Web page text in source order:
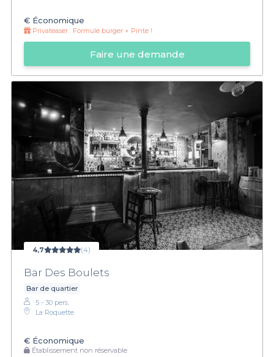
€ Économique
Privateaser : Formule burger + Pinte !
Faire une demande
4,7 (4)
Bar Des Boulets
Bar de quartier
5 - 30 pers.
La Roquette
€ Économique
Établissement non réservable